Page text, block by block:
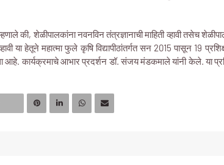
की, शेळीपालकांना नवनविन तंत्रज्ञानाची माहिती व्हावी तसेच
या हेतूने महात्मा फुले कृषि विद्यापीठांतर्गत सन 2015 पासून 19
कार्यक्रमाचे आभार प्रदर्शन डॉ. संजय मंडकमाले यांनी केले. या